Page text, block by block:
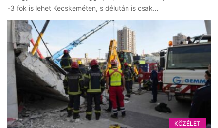
-3 fok is lehet Kecskeméten, s délután is csak…
KÖZÉLET